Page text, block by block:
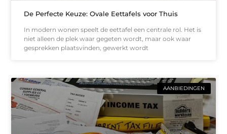
De Perfecte Keuze: Ovale Eettafels voor Thuis
In modern wonen speelt de eettafel een centrale rol. Het is
niet alleen de plek waar gegeten wordt, maar ook waar
gesprekken plaatsvinden, gewerkt wordt
AANBIEDINGEN